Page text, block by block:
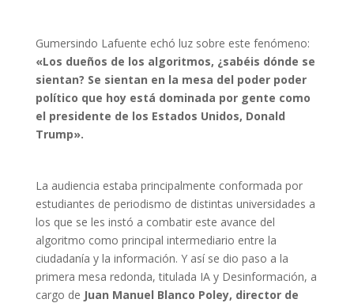
Gumersindo Lafuente echó luz sobre este fenómeno:
«Los dueños de los algoritmos, ¿sabéis dónde se
sientan? Se sientan en la mesa del poder poder
político que hoy está dominada por gente como
el presidente de los Estados Unidos, Donald
Trump».
La audiencia estaba principalmente conformada por
estudiantes de periodismo de distintas universidades a
los que se les instó a combatir este avance del
algoritmo como principal intermediario entre la
ciudadanía y la información. Y así se dio paso a la
primera mesa redonda, titulada IA y Desinformación, a
cargo de Juan Manuel Blanco Poley, director de